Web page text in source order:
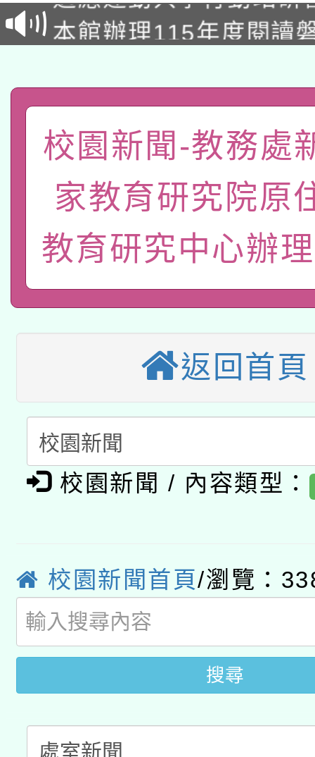
招)
本館辦理115年度閱讀
礎課程
A3數位素養講師名單
「數位內容與教學軟
pilot」
有關大陸委員會函釋公
薪期間赴陸應申請許可
轉知經濟部水利署委託
業技術研究院辦理「
動」
115年8月22日(星期六
桃園市孔廟祈福系列
開 智慧啟航」
2026年桃園地景藝術
本校115學年度第2次
適應運動共學行動站研
本館辦理115年度閱讀
暨閱讀推動專業研習
科技賦能─人工智慧
礎課程
A3數位素養講師名單
「數位內容與教學軟
業技術研究院辦理「
用水績優單位及節水達
115年8月22日(星期六
桃園市孔廟祈福系列
開 智慧啟航」
2026年桃園地景藝術
校園新聞-教務處
家教育研究院原
教育研究中心辦
返回首頁
校園新聞 / 內容類型：
校園新聞首頁/瀏覽：
搜尋